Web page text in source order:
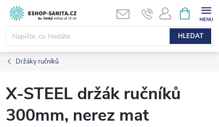
Přejít
obsah
HLEDAT
NÁKUPNÍ
KOŠÍK
Držáky ručníků
X-STEEL držák ručníků
300mm, nerez mat